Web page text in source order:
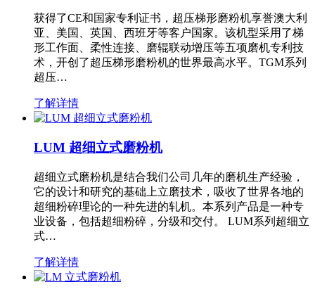
获得了CE和国家专利证书，超压梯形磨粉机享誉澳大利
亚、美国、英国、西班牙等客户国家。该机型采用了梯
形工作面、柔性连接、磨辊联动增压等五项磨机专利技
术，开创了超压梯形磨粉机的世界最高水平。TGM系列
超压…
了解详情
LUM 超细立式磨粉机
超细立式磨粉机是结合我们公司几年的磨机生产经验，
它的设计和研究的基础上立磨技术，吸收了世界各地的
超细粉碎理论的一种先进的轧机。本系列产品是一种专
业设备，包括超细粉碎，分级和交付。 LUM系列超细立
式…
了解详情